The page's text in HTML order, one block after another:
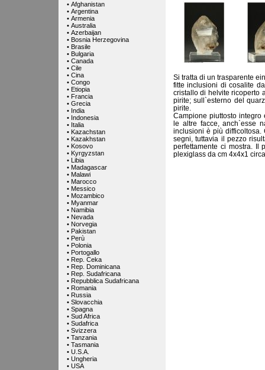
• Afghanistan
• Argentina
• Armenia
• Australia
• Azerbaijan
• Bosnia Herzegovina
• Brasile
• Bulgaria
• Canada
• Cile
• Cina
• Congo
• Etiopia
• Francia
• Grecia
• India
• Indonesia
• Italia
• Kazachstan
• Kazakhstan
• Kosovo
• Kyrgyzstan
• Libia
• Madagascar
• Malawi
• Marocco
• Messico
• Mozambico
• Myanmar
• Namibia
• Nevada
• Norvegia
• Pakistan
• Perù
• Polonia
• Portogallo
• Rep. Ceka
• Rep. Dominicana
• Rep. Sudafricana
• Repubblica Sudafricana
• Romania
• Russia
• Slovacchia
• Spagna
• Sud Africa
• Sudafrica
• Svizzera
• Tanzania
• Tasmania
• U.S.A.
• Ungheria
• USA
Si tratta di un trasparente
fitte inclusioni di cosalite
cristallo di helvite ricoperto
pirite; sull`esterno del
pirite.
Campione piuttosto
le altre facce, anch`esse
inclusioni è più
segni, tuttavia il pezzo
perfettamente ci mostra. Il
plexiglass da cm 4x4x1